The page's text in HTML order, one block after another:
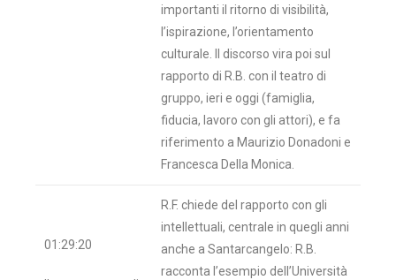
importanti il ritorno di visibilità,
l’ispirazione, l’orientamento
culturale. Il discorso vira poi sul
rapporto di R.B. con il teatro di
gruppo, ieri e oggi (famiglia,
fiducia, lavoro con gli attori), e fa
riferimento a Maurizio Donadoni e
Francesca Della Monica.
01:29:20
R.F. chiede del rapporto con gli
intellettuali, centrale in quegli anni
anche a Santarcangelo: R.B.
racconta l’esempio dell’Università